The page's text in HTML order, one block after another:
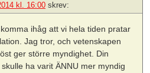
kl. 16:00 skrev:
ihåg att vi hela tiden pratar
Jag tror, och vetenskapen
ger större myndighet. Din
ha varit ÄNNU mer myndig